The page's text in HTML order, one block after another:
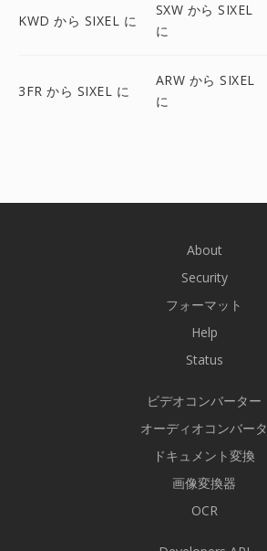
KWD から SIXEL に
SXW から SIXEL
に
3FR から SIXEL に
ARW から SIXEL
に
About
Security
フォーマット
Help
Status
ビデオコンバーター
オーディオコンバータ
ドキュメント変換
画像変換器
OCR